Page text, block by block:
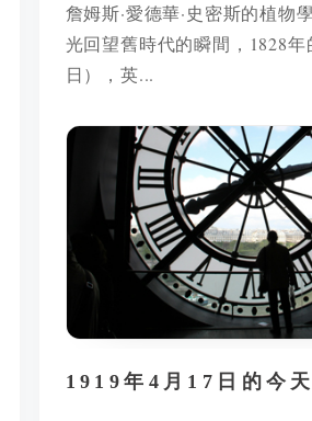
詹姆斯·愛德華·史密斯的植物
光回望舊時代的瞬間，1828年
日），英...
1919年4月17日的今